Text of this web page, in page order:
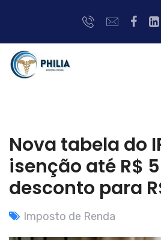
Nova tabela do
isenção até R$
desconto para
Imposto de Renda